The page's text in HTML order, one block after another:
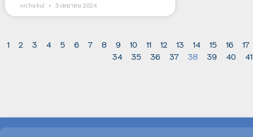
nicha.kul 3 เมษายน 2024
1 2 3 4 5 6 7 8 9 10 11 12 13 14 15 16 17
34
35 36 37 38 39 40 41